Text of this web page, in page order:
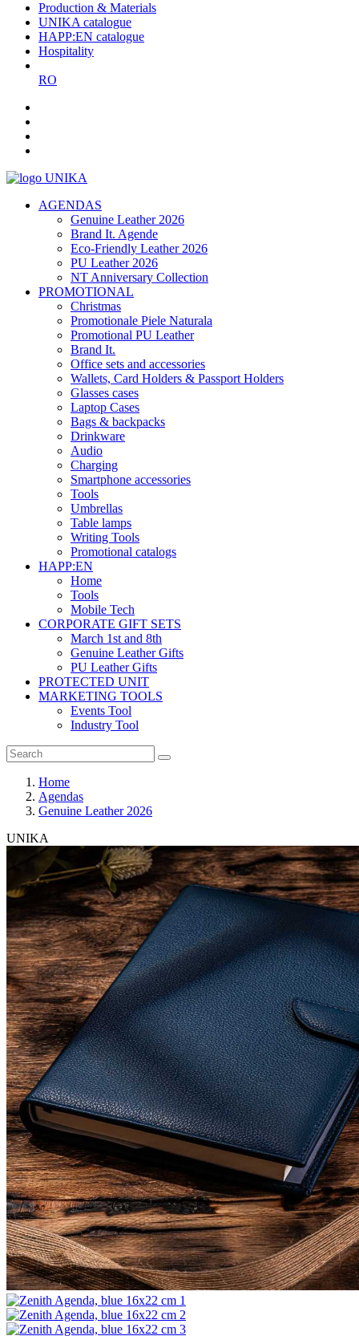
Production & Materials
UNIKA catalogue
HAPP:EN catalogue
Hospitality
RO
AGENDAS
Genuine Leather 2026
Brand It. Agende
Eco-Friendly Leather 2026
PU Leather 2026
NT Anniversary Collection
PROMOTIONAL
Christmas
Promotionale Piele Naturala
Promotional PU Leather
Brand It.
Office sets and accessories
Wallets, Card Holders & Passport Holders
Glasses cases
Laptop Cases
Bags & backpacks
Drinkware
Audio
Charging
Smartphone accessories
Tools
Umbrellas
Table lamps
Writing Tools
Promotional catalogs
HAPP:EN
Home
Tools
Mobile Tech
CORPORATE GIFT SETS
March 1st and 8th
Genuine Leather Gifts
PU Leather Gifts
PROTECTED UNIT
MARKETING TOOLS
Events Tool
Industry Tool
Home
Agendas
Genuine Leather 2026
UNIKA